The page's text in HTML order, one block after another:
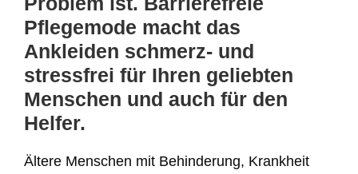
Pflegemode macht das
Ankleiden schmerz- und
stressfrei für Ihren geliebten
Menschen und auch für den
Helfer.
Ältere Menschen mit Behinderung, Krankheit